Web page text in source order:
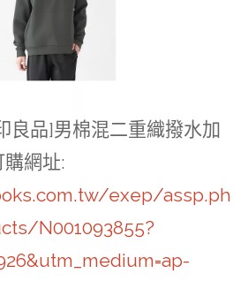
良品]男棉混二重織撥水加
網址:
exep/assp.ph
N001093855?